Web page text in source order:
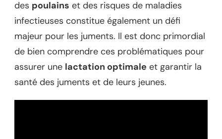
des poulains et des risques de maladies
infectieuses constitue également un défi
majeur pour les juments. Il est donc primordial
de bien comprendre ces problématiques pour
assurer une lactation optimale et garantir la
santé des juments et de leurs jeunes.